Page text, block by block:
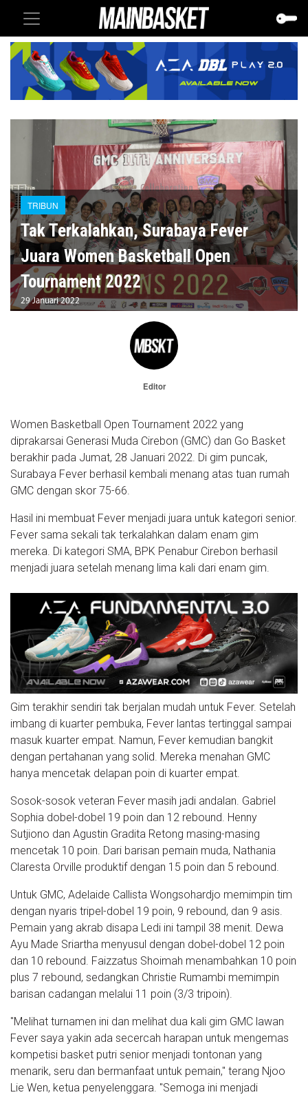
TRIBUN
Tak Terkalahkan, Surabaya Fever
Juara Women Basketball Open
Tournament 2022
29 Januari 2022
Editor
Women Basketball Open Tournament 2022 yang
diprakarsai Generasi Muda Cirebon (GMC) dan Go Basket
berakhir pada Jumat, 28 Januari 2022. Di gim puncak,
Surabaya Fever berhasil kembali menang atas tuan rumah
GMC dengan skor 75-66.
Hasil ini membuat Fever menjadi juara untuk kategori senior.
Fever sama sekali tak terkalahkan dalam enam gim
mereka. Di kategori SMA, BPK Penabur Cirebon berhasil
menjadi juara setelah menang lima kali dari enam gim.
Gim terakhir sendiri tak berjalan mudah untuk Fever. Setelah
imbang di kuarter pembuka, Fever lantas tertinggal sampai
masuk kuarter empat. Namun, Fever kemudian bangkit
dengan pertahanan yang solid. Mereka menahan GMC
hanya mencetak delapan poin di kuarter empat.
Sosok-sosok veteran Fever masih jadi andalan. Gabriel
Sophia dobel-dobel 19 poin dan 12 rebound. Henny
Sutjiono dan Agustin Gradita Retong masing-masing
mencetak 10 poin. Dari barisan pemain muda, Nathania
Claresta Orville produktif dengan 15 poin dan 5 rebound.
Untuk GMC, Adelaide Callista Wongsohardjo memimpin tim
dengan nyaris tripel-dobel 19 poin, 9 rebound, dan 9 asis.
Pemain yang akrab disapa Ledi ini tampil 38 menit. Dewa
Ayu Made Sriartha menyusul dengan dobel-dobel 12 poin
dan 10 rebound. Faizzatus Shoimah menambahkan 10 poin
plus 7 rebound, sedangkan Christie Rumambi memimpin
barisan cadangan melalui 11 poin (3/3 tripoin).
"Melihat turnamen ini dan melihat dua kali gim GMC lawan
Fever saya yakin ada secercah harapan untuk mengemas
kompetisi basket putri senior menjadi tontonan yang
menarik, seru dan bermanfaat untuk pemain," terang Njoo
Lie Wen, ketua penyelenggara. "Semoga ini menjadi